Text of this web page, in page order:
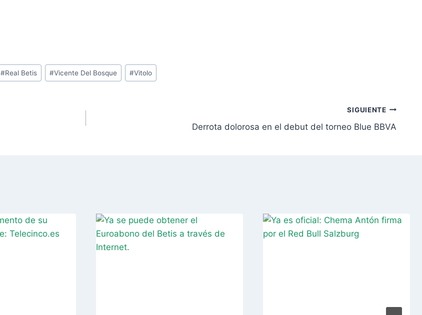
#Real Betis #Vicente Del Bosque #Vitolo
SIGUIENTE
Derrota dolorosa en el debut del torneo Blue BBVA